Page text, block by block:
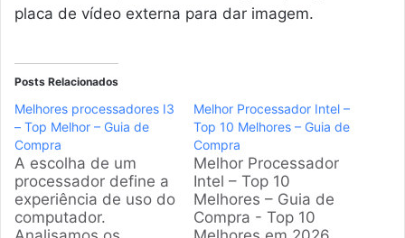
placa de vídeo externa para dar imagem.
Posts Relacionados
Melhores processadores I3
– Top Melhor – Guia de
Compra
A escolha de um
processador define a
experiência de uso do
computador.
Melhor Processador Intel –
Top 10 Melhores – Guia de
Compra
Melhor Processador
Intel – Top 10
Melhores – Guia de
Compra - Top 10